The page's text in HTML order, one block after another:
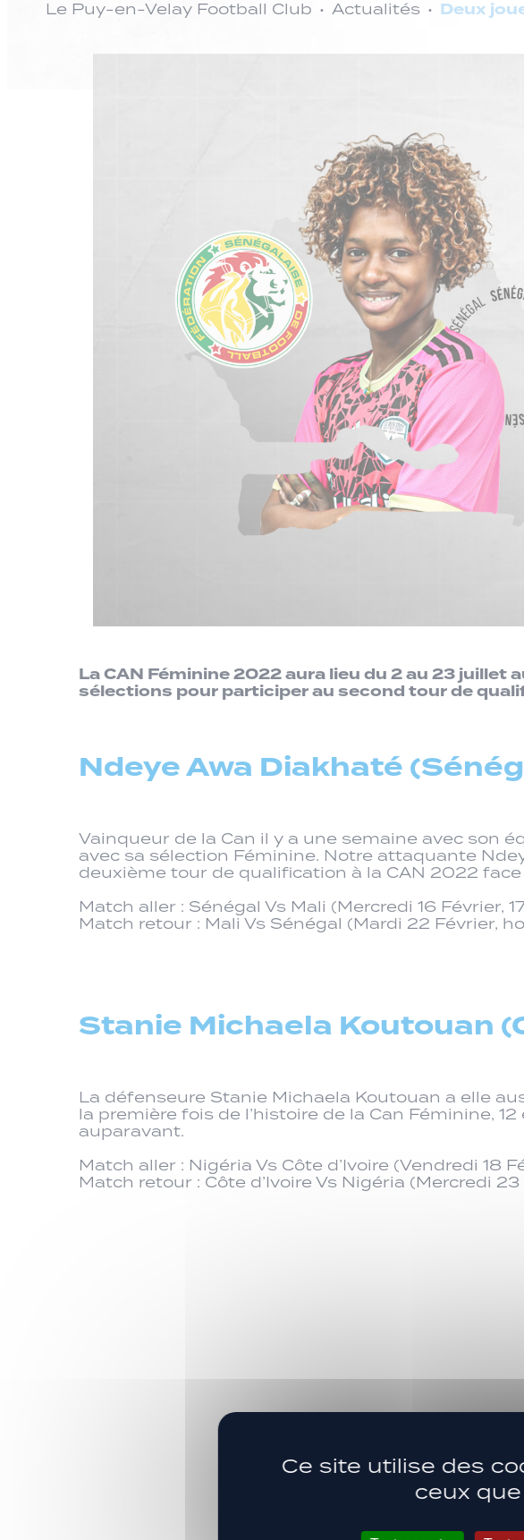
Le Puy-en-Velay Football Club Actualités Deux
La CAN Féminine 2022 aura lieu du 2 au 23
sélections pour participer au second tour de
Ndeye Awa Diakhaté
Vainqueur de la Can il y a une semaine avec son
avec sa sélection Féminine. Notre attaquante
deuxième tour de qualification à la CAN 2022 face
Match aller : Sénégal Vs Mali (Mercredi 16 Février,
Match retour : Mali Vs Sénégal (Mardi 22 Février,
Stanie Michaela Koutouan
La défenseure Stanie Michaela Koutouan a elle
la première fois de l’histoire de la Can Féminine,
auparavant.
Match aller : Nigéria Vs Côte d’Ivoire (Vendredi 18
Match retour : Côte d’Ivoire Vs Nigéria (Mercredi
Les
Ce site utilise des
ceux